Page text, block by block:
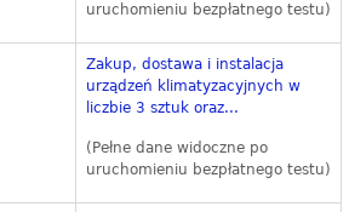
uruchomieniu bezpłatnego testu)
Zakup, dostawa i instalacja
urządzeń klimatyzacyjnych w
liczbie 3 sztuk oraz...
(Pełne dane widoczne po
uruchomieniu bezpłatnego testu)